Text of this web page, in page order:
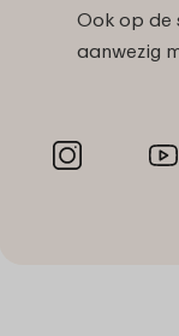
Ook op de
aanwezig